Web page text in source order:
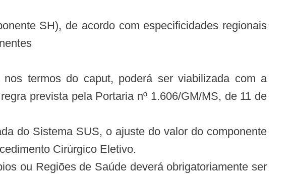
SH), de acordo com especificidades regionais
termos do caput, poderá ser viabilizada com a
prevista pela Portaria nº 1.606/GM/MS, de 11 de
do Sistema SUS, o ajuste do valor do componente
Cirúrgico Eletivo.
ou Regiões de Saúde deverá obrigatoriamente ser